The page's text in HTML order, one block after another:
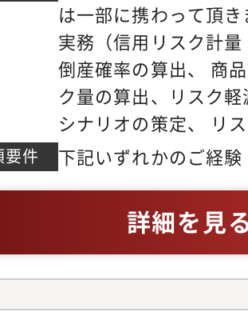
は一部に携わって頂
実務（信用リスク計
倒産確率の算出、 商品ボラティリティとリス
ク量の算出、リスク
シナリオの策定、 リスク計量とリスク回避策
の立案等）・ALM（
入等）・リスクアセ
ク項目の設定、各リ
的なリスク量等の検
現段階では商品取引
取引を含む全般的な
要件
下記いずれかのご経
券・アセットマネジ
管理、ミドルオフィ
資金調達・資金管理
詳細を見